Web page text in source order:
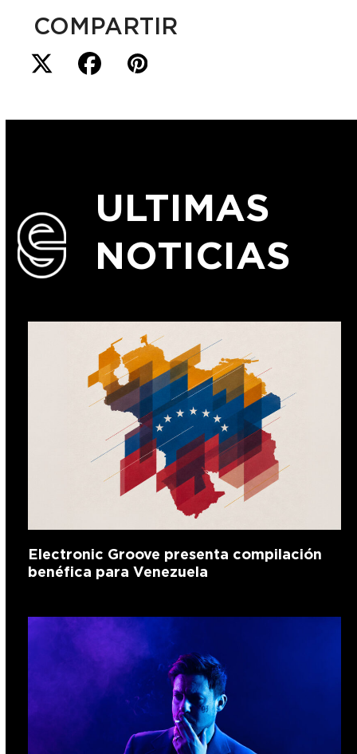
COMPARTIR
ULTIMAS
NOTICIAS
Electronic Groove presenta compilación
benéfica para Venezuela